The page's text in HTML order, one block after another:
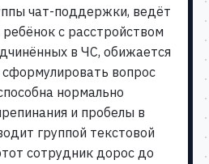
чат-поддержки, ведёт
ребёнок с расстройством
в ЧС, обижается
сформулировать вопрос
нормально
и пробелы в
группой текстовой
сотрудник дорос до